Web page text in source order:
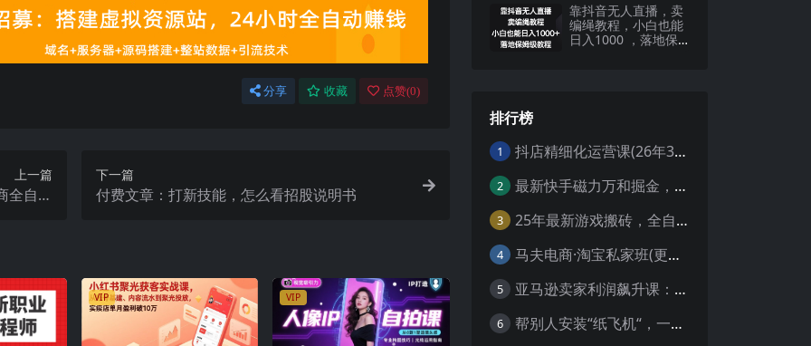
分享 收藏 点赞(0)
上一篇
全自动
下一篇
付费文章：打新技能，怎么看招股说明书
VIP VIP
靠抖音无人直播，卖
编绳教程，小白也能
日入1000 ，落地保
排行榜
1 抖店精细化运营课(26年3月更新
2 最新快手磁力万和掘金，自动搬砖，轻松日入100-200，操作简单
3 25年最新游戏搬砖，全自动挂机，不需要玩游戏，单手机操作日入300+
4 马夫电商·淘宝私家班(更新3月)
5 亚马逊卖家利润飙升课：从品类成功公式到海王打法，让每个SKU都成爆款一路飙升(更新26年3月
6 帮别人安装“纸飞机“，一单赚10—30元不等：附：免费节点